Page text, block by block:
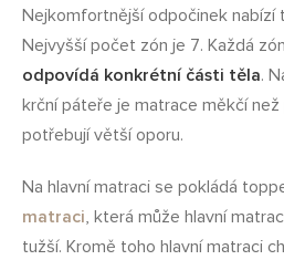
Nejkomfortnější odpočinek nabízí
Nejvyšší počet zón je 7. Každá
odpovídá konkrétní části těla.
krční páteře je matrace měkčí
potřebují větší oporu.
Na hlavní matraci se pokládá
matraci, která může hlavní
tužší. Kromě toho hlavní matraci